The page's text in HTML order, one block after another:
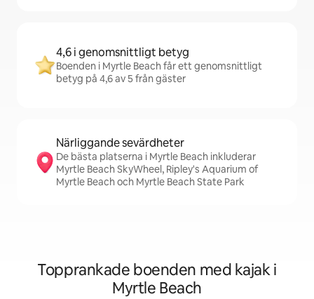
4,6 i genomsnittligt betyg
Boenden i Myrtle Beach får ett genomsnittligt
betyg på 4,6 av 5 från gäster
Närliggande sevärdheter
De bästa platserna i Myrtle Beach inkluderar
Myrtle Beach SkyWheel, Ripley's Aquarium of
Myrtle Beach och Myrtle Beach State Park
Topprankade boenden med kajak i
Myrtle Beach